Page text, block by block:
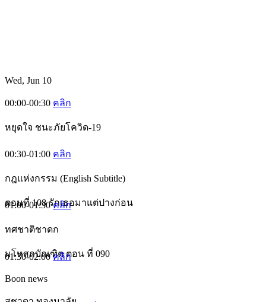
Wed, Jun 10
00:00-00:30 คลิก
หยุดใจ ชนะภัยโควิด-19
00:30-01:00 คลิก
กฎแห่งกรรม (English Subtitle)
ตอนที่ 108 รักเธอมาแต่ปางก่อน
01:00-01:30คลิก
ทศชาติชาดก
มโหสถบัณฑิต ตอน ที่ 090
01:30-02:00คลิก
Boon news